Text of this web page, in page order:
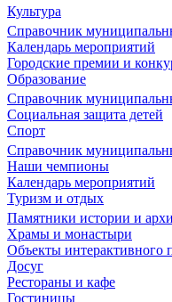
Культура
Справочник
Календарь мероприятий
Городские премии и
Образование
Справочник
Социальная защита детей
Спорт
Справочник
Наши чемпионы
Календарь мероприятий
Туризм и отдых
Памятники истории и
Храмы и монастыри
Объекты интерактивного
Досуг
Рестораны и кафе
Гостиницы